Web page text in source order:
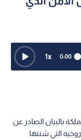
0:00
1x
بالبيان الصادر عن
التي شنتها